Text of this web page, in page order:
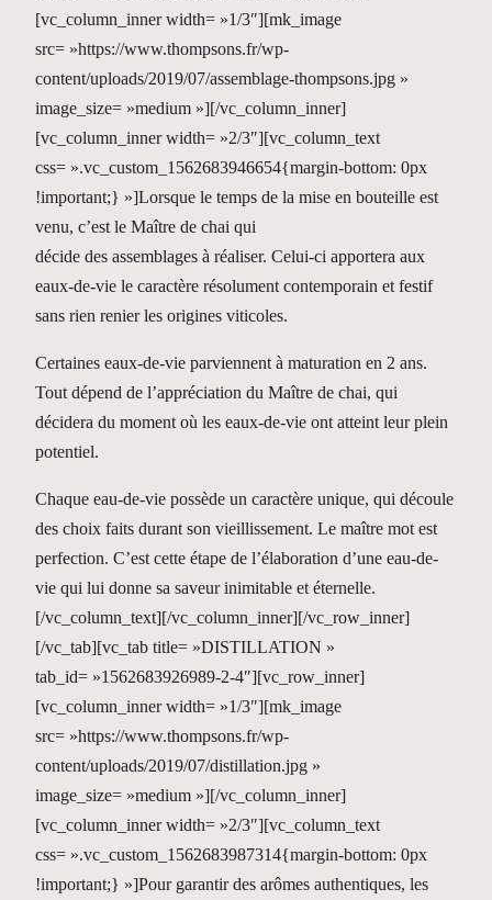
[vc_column_inner width= »1/3″][mk_image
src= »https://www.thompsons.fr/wp-
content/uploads/2019/07/assemblage-thompsons.jpg »
image_size= »medium »][/vc_column_inner]
[vc_column_inner width= »2/3″][vc_column_text
css= ».vc_custom_1562683946654{margin-bottom: 0px
!important;} »]Lorsque le temps de la mise en bouteille est
venu, c’est le Maître de chai qui
décide des assemblages à réaliser. Celui-ci apportera aux
eaux-de-vie le caractère résolument contemporain et festif
sans rien renier les origines viticoles.
Certaines eaux-de-vie parviennent à maturation en 2 ans.
Tout dépend de l’appréciation du Maître de chai, qui
décidera du moment où les eaux-de-vie ont atteint leur plein
potentiel.
Chaque eau-de-vie possède un caractère unique, qui découle
des choix faits durant son vieillissement. Le maître mot est
perfection. C’est cette étape de l’élaboration d’une eau-de-
vie qui lui donne sa saveur inimitable et éternelle.
[/vc_column_text][/vc_column_inner][/vc_row_inner]
[/vc_tab][vc_tab title= »DISTILLATION »
tab_id= »1562683926989-2-4″][vc_row_inner]
[vc_column_inner width= »1/3″][mk_image
src= »https://www.thompsons.fr/wp-
content/uploads/2019/07/distillation.jpg »
image_size= »medium »][/vc_column_inner]
[vc_column_inner width= »2/3″][vc_column_text
css= ».vc_custom_1562683987314{margin-bottom: 0px
!important;} »]Pour garantir des arômes authentiques, les